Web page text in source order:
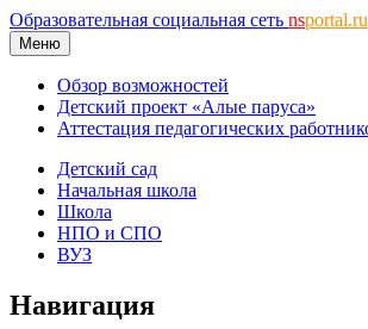
Образовательная социальная сеть nsportal.ru
Меню
Обзор возможностей
Детский проект «Алые паруса»
Аттестация педагогических
Детский сад
Начальная школа
Школа
НПО и СПО
ВУЗ
Навигация